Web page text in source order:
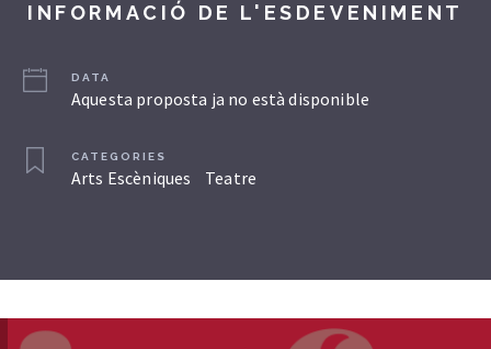
INFORMACIÓ DE L'ESDEVENIMENT
DATA
Aquesta proposta ja no està disponible
CATEGORIES
Arts Escèniques Teatre